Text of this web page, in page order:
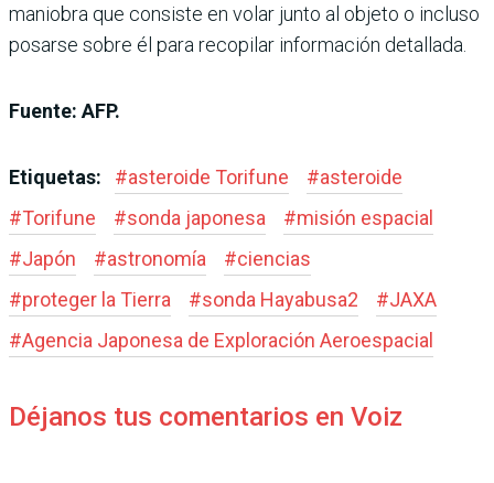
maniobra que consiste en volar junto al objeto o incluso
posarse sobre él para recopilar información detallada.
Fuente: AFP.
Etiquetas: #asteroide Torifune #asteroide
#Torifune #sonda japonesa #misión espacial
#Japón #astronomía #ciencias
#proteger la Tierra #sonda Hayabusa2 #JAXA
#Agencia Japonesa de Exploración Aeroespacial
Déjanos tus comentarios en Voiz